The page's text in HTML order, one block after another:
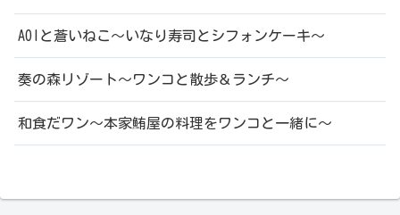
AOIと蒼いねこ～いなり寿司とシフォンケーキ～
奏の森リゾート～ワンコと散歩＆ランチ～
和食だワン～本家鮪屋の料理をワンコと一緒に～